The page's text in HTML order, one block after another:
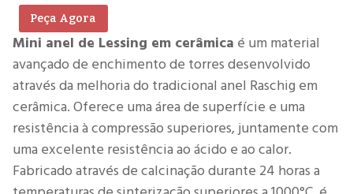
Peça Agora
Mini anel de Lessing em cerâmica é um material
avançado de enchimento de torres desenvolvido
através da melhoria do tradicional anel Raschig em
cerâmica. Oferece uma área de superfície e uma
resistência à compressão superiores, juntamente com
uma excelente resistência ao ácido e ao calor.
Fabricado através de calcinação durante 24 horas a